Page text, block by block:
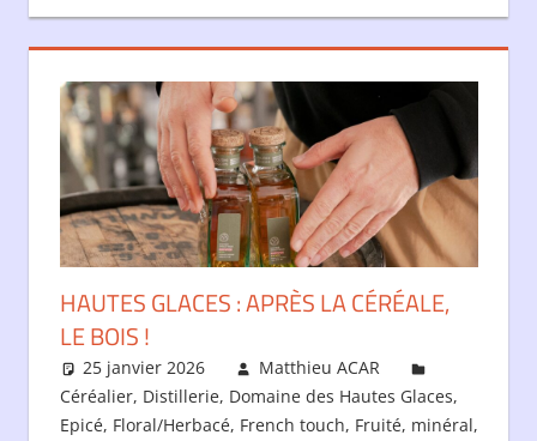
HAUTES GLACES : APRÈS LA CÉRÉALE,
LE BOIS !
25 janvier 2026
Matthieu ACAR
Céréalier, Distillerie, Domaine des Hautes Glaces,
Epicé, Floral/Herbacé, French touch, Fruité, minéral,